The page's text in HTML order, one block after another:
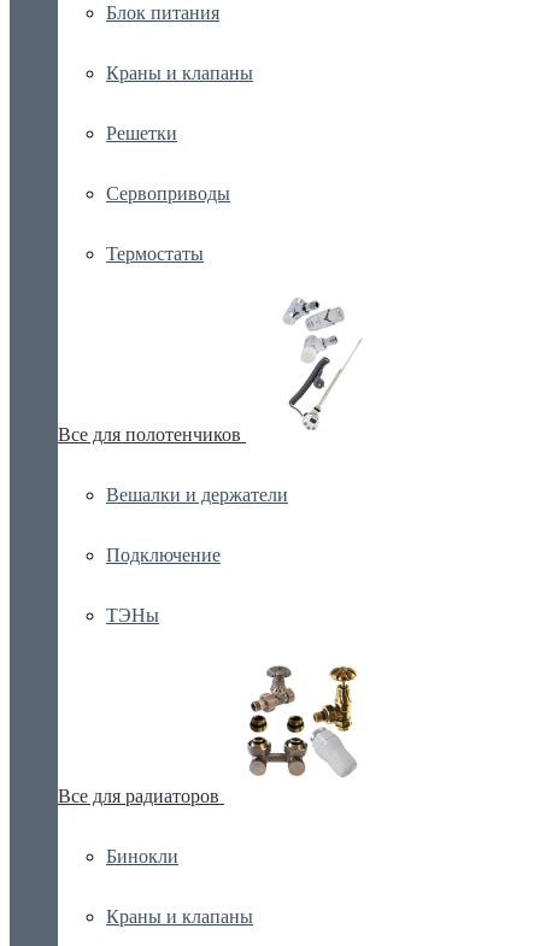
Блок питания
Краны и клапаны
Решетки
Сервоприводы
Термостаты
Все для полотенчиков
Вешалки и держатели
Подключение
ТЭНы
Все для радиаторов
Бинокли
Краны и клапаны